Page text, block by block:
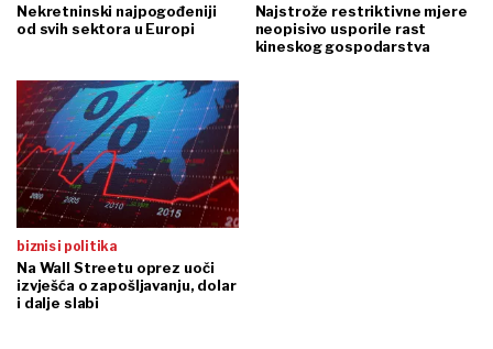
Nekretninski najpogođeniji
od svih sektora u Europi
Najstrože restriktivne mjere
neopisivo usporile rast
kineskog gospodarstva
biznis i politika
Na Wall Streetu oprez uoči
izvješća o zapošljavanju, dolar
i dalje slabi